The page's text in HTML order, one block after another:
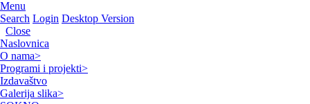
Menu
Search Login Desktop Version
Close
Naslovnica
O nama>
Programi i projekti>
Izdavaštvo
Galerija slika>